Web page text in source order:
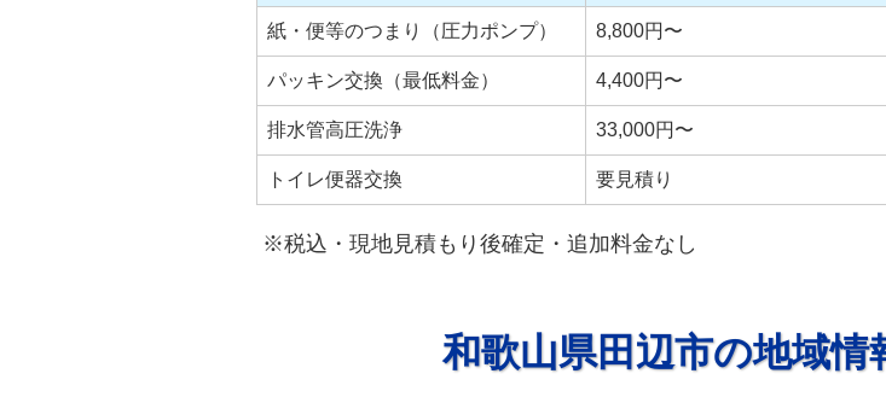
紙・便等のつまり（圧力ポンプ） 8,800円〜
パッキン交換（最低料金） 4,400円〜
排水管高圧洗浄 33,000円〜
トイレ便器交換 要見積り
※税込・現地見積もり後確定・追加料金なし
和歌山県田辺市の地域情